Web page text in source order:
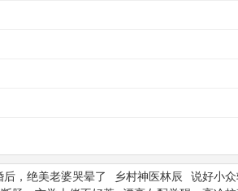
后，绝美老婆哭晕了 乡村神医林辰 说好小